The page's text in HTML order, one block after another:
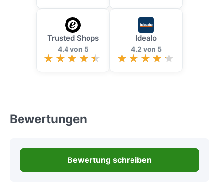
Trusted Shops
4.4 von 5
Idealo
4.2 von 5
Bewertungen
Bewertung schreiben